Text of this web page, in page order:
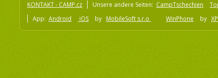
KONTAKT - CAMP.cz Unsere andere Seiten: CampTschechien
App: Android iOS by MobileSoft s.r.o WinPhone by